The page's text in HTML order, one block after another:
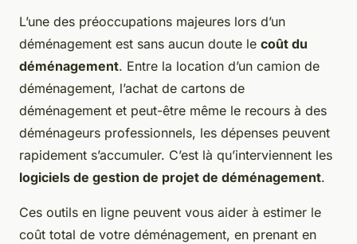
L’une des préoccupations majeures lors d’un
déménagement est sans aucun doute le coût du
déménagement. Entre la location d’un camion de
déménagement, l’achat de cartons de
déménagement et peut-être même le recours à des
déménageurs professionnels, les dépenses peuvent
rapidement s’accumuler. C’est là qu’interviennent les
logiciels de gestion de projet de déménagement.
Ces outils en ligne peuvent vous aider à estimer le
coût total de votre déménagement, en prenant en